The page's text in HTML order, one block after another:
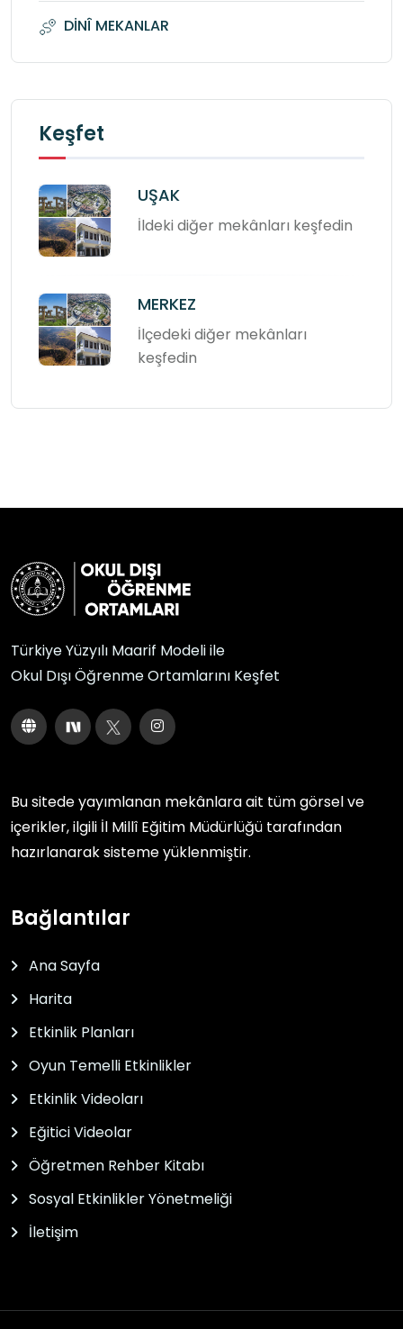
DİNÎ MEKANLAR
Keşfet
UŞAK
İldeki diğer mekânları keşfedin
MERKEZ
İlçedeki diğer mekânları
keşfedin
Türkiye Yüzyılı Maarif Modeli ile
Okul Dışı Öğrenme Ortamlarını Keşfet
Bu sitede yayımlanan mekânlara ait tüm görsel ve
içerikler, ilgili İl Millî Eğitim Müdürlüğü tarafından
hazırlanarak sisteme yüklenmiştir.
Bağlantılar
Ana Sayfa
Harita
Etkinlik Planları
Oyun Temelli Etkinlikler
Etkinlik Videoları
Eğitici Videolar
Öğretmen Rehber Kitabı
Sosyal Etkinlikler Yönetmeliği
İletişim